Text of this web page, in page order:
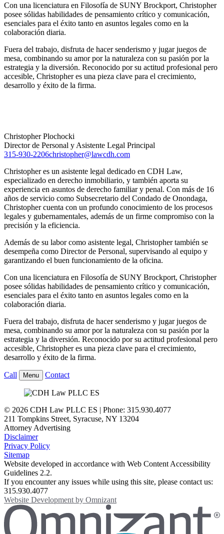
Con una licenciatura en Filosofía de SUNY Brockport, Christopher
posee sólidas habilidades de pensamiento crítico y comunicación,
esenciales para el éxito tanto en asuntos legales como en la
colaboración diaria.
Fuera del trabajo, disfruta de hacer senderismo y jugar juegos de
mesa, combinando su amor por la naturaleza con su pasión por la
estrategia y la diversión. Reconocido por su actitud profesional pero
accesible, Christopher es una pieza clave para el crecimiento,
desarrollo y éxito de la firma.
Christopher Plochocki
Director de Personal y Asistente Legal Principal
315-930-2206christopher@lawcdh.com
Christopher es un asistente legal dedicado en CDH Law,
especializado en derecho inmobiliario, y también aporta su
experiencia en asuntos de derecho familiar y penal. Con más de 16
años de servicio como Subsecretario del Condado de Onondaga,
Christopher cuenta con un profundo conocimiento de los procesos
legales y gubernamentales, además de un firme compromiso con la
precisión y la eficiencia.
Además de su labor como asistente legal, Christopher también se
desempeña como Director de Personal, supervisando al equipo y
garantizando el buen funcionamiento de la oficina.
Con una licenciatura en Filosofía de SUNY Brockport, Christopher
posee sólidas habilidades de pensamiento crítico y comunicación,
esenciales para el éxito tanto en asuntos legales como en la
colaboración diaria.
Fuera del trabajo, disfruta de hacer senderismo y jugar juegos de
mesa, combinando su amor por la naturaleza con su pasión por la
estrategia y la diversión. Reconocido por su actitud profesional pero
accesible, Christopher es una pieza clave para el crecimiento,
desarrollo y éxito de la firma.
Call Menu Contact
© 2026 CDH Law PLLC ES | Phone: 315.930.4077
211 Tompkins Street, Syracuse, NY 13204
Attorney Advertising
Disclaimer
Privacy Policy
Sitemap
Website developed in accordance with Web Content Accessibility
Guidelines 2.2.
If you encounter any issues while using this site, please contact us:
315.930.4077
Website Development by Omnizant